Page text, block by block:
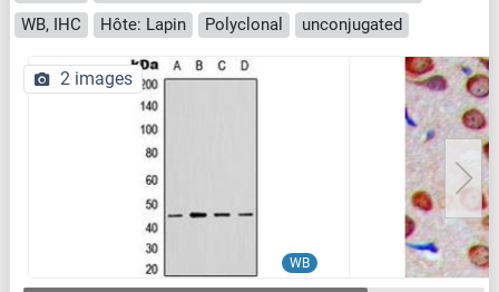
WB, IHC
Hôte: Lapin Polyclonal unconjugated
WB
2 images